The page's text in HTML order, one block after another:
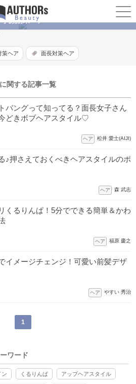
小顔効果ヘア
策ヘア 面長対策ヘア
関する記事一覧
バングって知ってる？面長女子さん
どきボブヘアスタイル♡
ヘア 松井 愛士(AIJI)
♪押さえておくべきヘアスタイルのポ
ヘア 森 武志
くるりんぱ！5分でできる簡単＆かわ
ヘア 福原 慶之
イメージチェンジ！可愛い前髪デザ
ヘア やすい 秀治
1
ワード
ン くるりんぱ アップヘアスタイル